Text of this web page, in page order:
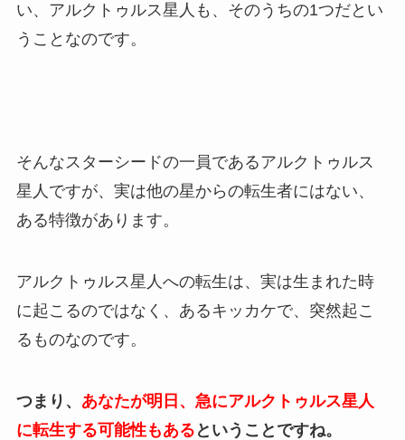
い、アルクトゥルス星人も、そのうちの1つだとい
うことなのです。
そんなスターシードの一員であるアルクトゥルス
星人ですが、実は他の星からの転生者にはない、
ある特徴があります。
アルクトゥルス星人への転生は、実は生まれた時
に起こるのではなく、あるキッカケで、突然起こ
るものなのです。
つまり、 あなたが明日、急にアルクトゥルス星人
に転生する可能性もある ということですね。